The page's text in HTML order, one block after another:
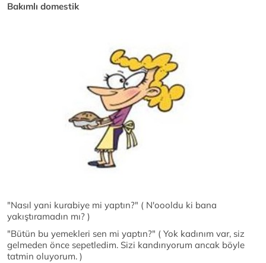
Bakımlı domestik
"Nasıl yani kurabiye mi yaptın?" ( N'oooldu ki bana
yakıştıramadın mı? )
"Bütün bu yemekleri sen mi yaptın?" ( Yok kadınım var, siz
gelmeden önce sepetledim. Sizi kandırıyorum ancak böyle
tatmin oluyorum. )